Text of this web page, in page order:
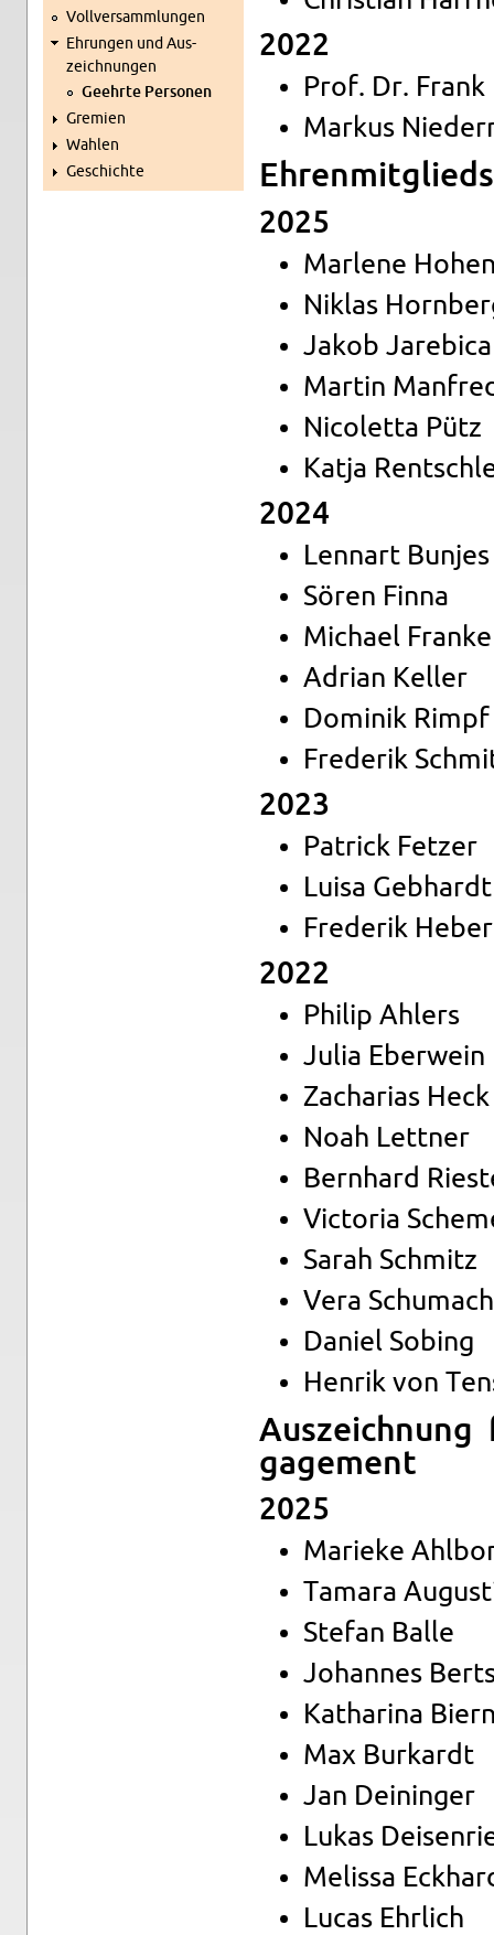
Voll­ver­samm­lun­gen
Eh­run­gen und Aus­
zeich­nun­gen
Ge­ehr­te Per­so­nen
Gre­mi­en
Wah­len
Ge­schich­te
2022
Prof. Dr.
Mar­kus
2025
Mar­le­ne
Ni­k­las
Jakob Ja­re­bi­ca
Mar­tin
Ni­colet­ta Pütz
Katja
2024
Lenn­art Bun­jes
Sören Finna
Mi­cha­el
Adri­an Kel­ler
Do­mi­nik Rimpf
Fre­de­rik
2023
Pa­trick Fet­zer
Luisa Geb­hardt
Fre­de­rik
2022
Phi­lip Ah­lers
Julia Eber­wein
Za­cha­ri­as Heck
Noah Lett­ner
Bern­hard
Vic­to­ria
Sarah Schmitz
Vera
Da­ni­el So­bing
Hen­rik von
ga­ge­ment
2025
Ma­rie­ke
Ta­ma­ra
Ste­fan Balle
Jo­han­nes
Ka­tha­ri­na
Max Bur­kardt
Jan De­i­nin­ger
Lukas
Me­lis­sa
Lucas Ehr­lich